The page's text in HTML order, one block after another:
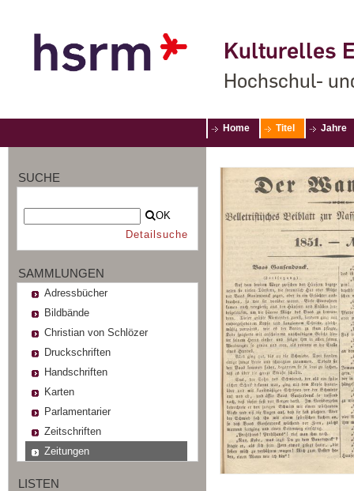
Kulturelles
Hochschul-
Home Titel Jahre
SUCHE
OK
Detailsuche
SAMMLUNGEN
Adressbücher
Bildbände
Christian von Schlözer
Druckschriften
Handschriften
Karten
Parlamentarier
Zeitschriften
Zeitungen
LISTEN